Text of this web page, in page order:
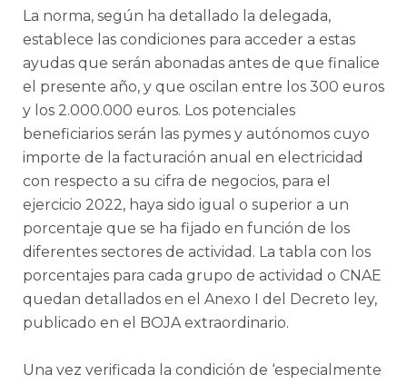
La norma, según ha detallado la delegada,
establece las condiciones para acceder a estas
ayudas que serán abonadas antes de que finalice
el presente año, y que oscilan entre los 300 euros
y los 2.000.000 euros. Los potenciales
beneficiarios serán las pymes y autónomos cuyo
importe de la facturación anual en electricidad
con respecto a su cifra de negocios, para el
ejercicio 2022, haya sido igual o superior a un
porcentaje que se ha fijado en función de los
diferentes sectores de actividad. La tabla con los
porcentajes para cada grupo de actividad o CNAE
quedan detallados en el Anexo I del Decreto ley,
publicado en el BOJA extraordinario.
Una vez verificada la condición de ‘especialmente